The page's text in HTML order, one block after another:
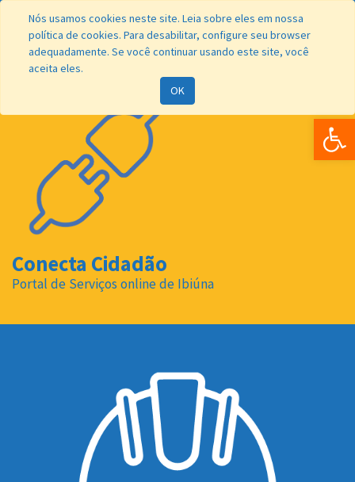
Nós usamos cookies neste site. Leia sobre eles em nossa
política de cookies. Para desabilitar, configure seu browser
adequadamente. Se você continuar usando este site, você
aceita eles.
OK
Conecta Cidadão
Portal de Serviços online de Ibiúna